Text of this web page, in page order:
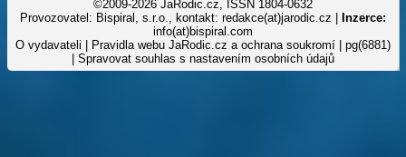
©2009-2026 JaRodic.cz, ISSN 1804-0632
Provozovatel: Bispiral, s.r.o., kontakt: redakce(at)jarodic.cz |
Inzerce:
info(at)bispiral.com
O vydavateli
Pravidla webu JaRodic.cz a ochrana soukromí | pg(6881)
Spravovat souhlas s nastavením osobních údajů